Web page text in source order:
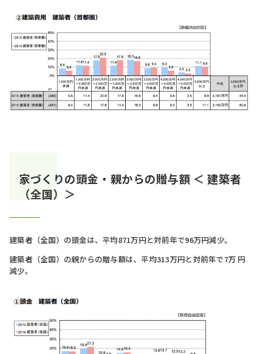
家づくりの頭金・親からの贈与額 ＜ 建築者
（全国）＞
建築者（全国）の頭金は、平均871万円と対前年で96万円減少。
建築者（全国）の親からの贈与額は、平均313万円と対前年で7万 円
減少。